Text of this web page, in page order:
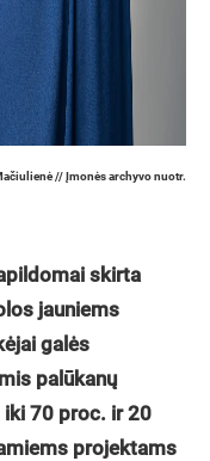
// Įmonės archyvo nuotr.
skirta
jauniems
galės
palūkanų
70 proc. ir 20
projektams